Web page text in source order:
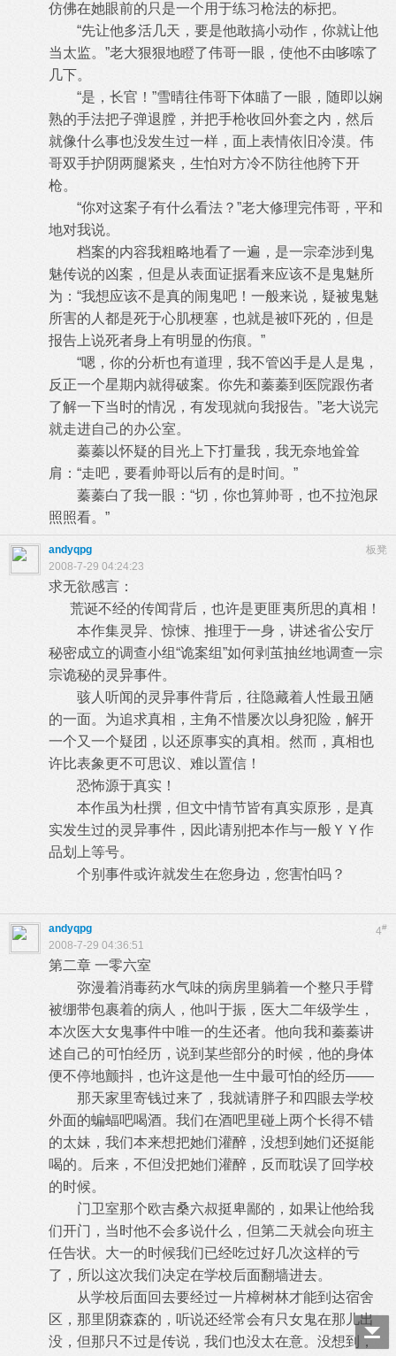
仿佛在她眼前的只是一个用于练习枪法的标把。
“先让他多活几天，要是他敢搞小动作，你就让他
当太监。”老大狠狠地瞪了伟哥一眼，使他不由哆嗦了
几下。
“是，长官！”雪晴往伟哥下体瞄了一眼，随即以娴
熟的手法把子弹退膛，并把手枪收回外套之内，然后
就像什么事也没发生过一样，面 上表情依旧冷漠。伟
哥双手护阴两腿紧夹，生怕对方冷不防往他胯下开
枪。
“你对这案子有什么看法？”老大修理完伟哥，平和
地对我说。
档案的内容我粗略地看了一遍，是一宗牵涉到鬼
魅传说的凶案，但是从表面证据看来应该不是鬼魅所
为：“我想应该不是真的闹鬼吧！一般来说，疑被鬼魅
所害的人都是死于心肌梗塞，也就是被吓死的，但是
报告上说死者身上有明显的伤痕。”
“嗯，你的分析也有道理，我不管凶手是人是鬼，
反正一个星期内就得破案。你先和蓁蓁到医院跟伤者
了解一下当时的情况，有发现就向我报告。”老大说完
就走进自己的办公室。
蓁蓁以怀疑的目光上下打量我，我无奈地耸耸
肩：“走吧，要看帅哥以后有的是时间。”
蓁蓁白了我一眼：“切，你也算帅哥，也不拉泡尿
照照看。”
板凳
andyqpg
2008-7-29 04:24:23
求无欲感言：
荒诞不经的传闻背后，也许是更匪夷所思的真相！
本作集灵异、惊悚、推理于一身，讲述省公安厅
秘密成立的调查小组“诡案组”如何剥茧抽丝地调查一宗
宗诡秘的灵异事件。
骇人听闻的灵异事件背后，往隐藏着人性最丑陋
的一面。为追求真相，主角不惜屡次以身犯险，解开
一个又一个疑团，以还原事实的真相。然而，真相也
许比表象更不可思议、难以置信！
恐怖源于真实！
本作虽为杜撰，但文中情节皆有真实原形，是真
实发生过的灵异事件，因此请别把本作与一般ＹＹ作
品划上等号。
个别事件或许就发生在您身边，您害怕吗？
4#
andyqpg
2008-7-29 04:36:51
第二章 一零六室
弥漫着消毒药水气味的病房里躺着一个整只手臂
被绷带包裹着的病人，他叫于振，医大二年级学生，
本次医大女鬼事件中唯一的生还者。 他向我和蓁蓁讲
述自己的可怕经历，说到某些部分的时候，他的身体
便不停地颤抖，也许这是他一生中最可怕的经历——
那天家里寄钱过来了，我就请胖子和四眼去学校
外面的蝙蝠吧喝酒。我们在酒吧里碰上两个长得不错
的太妹，我们本来想把她们灌醉，没想到她们还挺能
喝的。后来，不但没把她们灌醉，反而耽误了回学校
的时候。
门卫室那个欧吉桑六叔挺卑鄙的，如果让他给我
们开门，当时他不会多说什么，但第二天就会向班主
任告状。大一的时候我们已经吃过好几次这样的亏
了，所以这次我们决定在学校后面翻墙进去。
从学校后面回去要经过一片樟树林才能到达宿舍
区，那里阴森森的，听说还经常会有只女鬼在那儿出
没，但那只不过是传说，我们也没太在意。没想到，